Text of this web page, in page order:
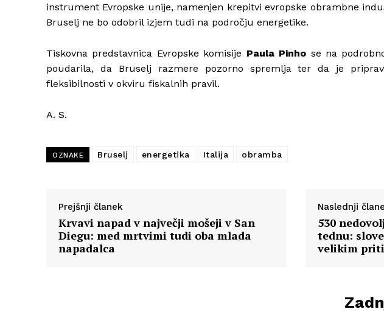
instrument Evropske unije, namenjen krepitvi evropske obrambne
Bruselj ne bo odobril izjem tudi na področju energetike.
Tiskovna predstavnica Evropske komisije Paula Pinho se na
poudarila, da Bruselj razmere pozorno spremlja ter da je
fleksibilnosti v okviru fiskalnih pravil.
A. S.
OZNAKE Bruselj energetika Italija obramba
Prejšnji članek
Krvavi napad v največji mošeji v San
Diegu: med mrtvimi tudi oba mlada
napadalca
Naslednji
530
tednu:
velikim